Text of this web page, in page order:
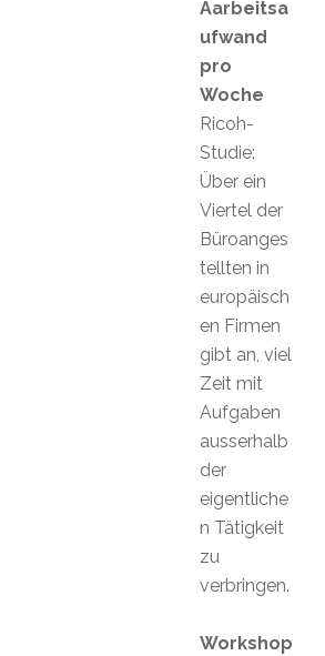
Aarbeitsa
ufwand
pro
Woche
Ricoh-
Studie:
Über ein
Viertel der
Büroanges
tellten in
europäisch
en Firmen
gibt an, viel
Zeit mit
Aufgaben
ausserhalb
der
eigentliche
n Tätigkeit
zu
verbringen.
Workshop